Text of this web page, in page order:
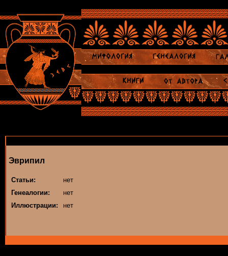
Эврипил
Статьи:
нет
Генеалогии:
нет
Иллюстрации:
нет